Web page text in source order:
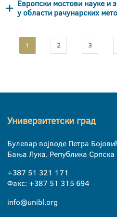
Европски мостови науке и
у области рачунарских
1 2 3
Универзитетски град
Булевар војводе Петра
Бања Лука, Република Српска
+387 51 321 171
Факс: +387 51 315 694
info@unibl.org